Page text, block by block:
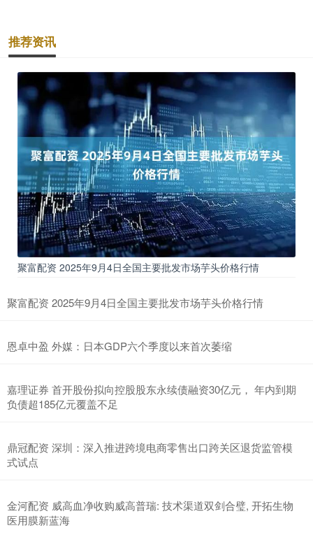
推荐资讯
聚富配资 2025年9月4日全国主要批发市场芋头价格行情
聚富配资 2025年9月4日全国主要批发市场芋头价格行情
恩卓中盈 外媒：日本GDP六个季度以来首次萎缩
嘉理证券 首开股份拟向控股股东永续债融资30亿元， 年内到期
负债超185亿元覆盖不足
鼎冠配资 深圳：深入推进跨境电商零售出口跨关区退货监管模
式试点
金河配资 威高血净收购威高普瑞: 技术渠道双剑合璧, 开拓生物
医用膜新蓝海